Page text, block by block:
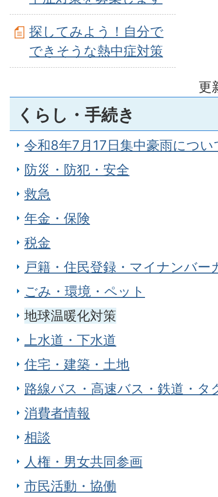
探してみよう！自分で
できそうな熱中症対策
更
くらし・手続き
令和8年7月17日集中豪雨につい
防災・防犯・安全
救急
年金・保険
税金
戸籍・住民登録・マイナンバー
ごみ・環境・ペット
地球温暖化対策
上水道・下水道
住宅・建築・土地
路線バス・高速バス・鉄道・タ
消費者情報
相談
人権・男女共同参画
市民活動・協働